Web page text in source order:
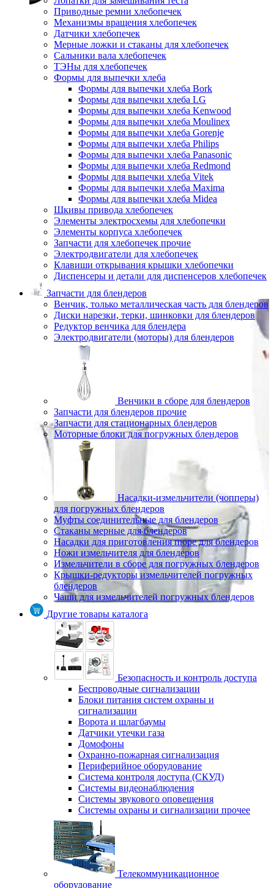
Приводные ремни хлебопечек
Механизмы вращения хлебопечек
Датчики хлебопечек
Мерные ложки и стаканы для хлебопечек
Сальники вала хлебопечек
ТЭНы для хлебопечек
Формы для выпечки хлеба
Формы для выпечки хлеба Bork
Формы для выпечки хлеба LG
Формы для выпечки хлеба Kenwood
Формы для выпечки хлеба Moulinex
Формы для выпечки хлеба Gorenje
Формы для выпечки хлеба Philips
Формы для выпечки хлеба Panasonic
Формы для выпечки хлеба Redmond
Формы для выпечки хлеба Vitek
Формы для выпечки хлеба Maxima
Формы для выпечки хлеба Midea
Шкивы привода хлебопечек
Элементы электросхемы для хлебопечки
Элементы корпуса хлебопечек
Запчасти для хлебопечек прочие
Электродвигатели для хлебопечек
Клавиши открывания крышки хлебопечки
Диспенсеры и детали для диспенсеров хлебопечек
Запчасти для блендеров
Венчик, только металлическая часть для блендеров
Диски нарезки, терки, шинковки для блендеров
Редуктор венчика для блендера
Электродвигатели (моторы) для блендеров
Венчики в сборе для блендеров
Запчасти для блендеров прочие
Запчасти для стационарных блендеров
Моторные блоки для погружных блендеров
Насадки-измельчители (чопперы)
для погружных блендеров
Муфты соединительные для блендеров
Стаканы мерные для блендеров
Насадки для приготовления пюре для блендеров
Ножи измельчителя для блендеров
Измельчители в сборе для погружных блендеров
Крышки-редукторы измельчителей погружных
блендеров
Чаши для измельчителей погружных блендеров
Другие товары каталога
Безопасность и контроль доступа
Беспроводные сигнализации
Блоки питания систем охраны и
сигнализации
Ворота и шлагбаумы
Датчики утечки газа
Домофоны
Охранно-пожарная сигнализация
Периферийное оборудование
Система контроля доступа (СКУД)
Системы видеонаблюдения
Системы звукового оповещения
Системы охраны и сигнализации прочее
Телекоммуникационное
оборудование